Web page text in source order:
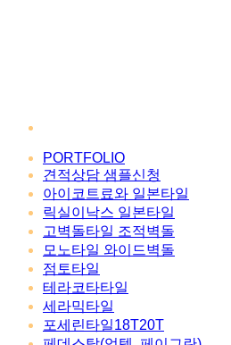
PORTFOLIO
견적상담 샘플신청
아이코트료와 일본타일
릭실이낙스 일본타일
고벽돌타일 조적벽돌
모노타일 와이드벽돌
점토타일
테라코타타일
세라믹타일
포세린타일18T20T